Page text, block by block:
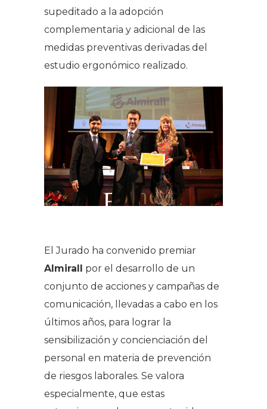
supeditado a la adopción
complementaria y adicional de las
medidas preventivas derivadas del
estudio ergonómico realizado.
El Jurado ha convenido premiar
Almirall por el desarrollo de un
conjunto de acciones y campañas de
comunicación, llevadas a cabo en los
últimos años, para lograr la
sensibilización y concienciación del
personal en materia de prevención
de riesgos laborales. Se valora
especialmente, que estas